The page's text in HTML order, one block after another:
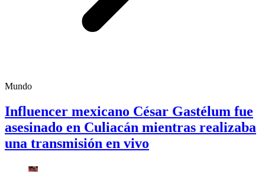
Mundo
Influencer mexicano César Gastélum fue
asesinado en Culiacán mientras realizaba
una transmisión en vivo